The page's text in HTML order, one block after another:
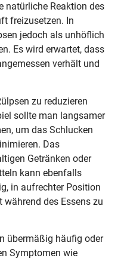
natürliche Reaktion des
freizusetzen. In
jedoch als unhöflich
Es wird erwartet, dass
verhält und
zu reduzieren
sollte man langsamer
um das Schlucken
Das
Getränken oder
kann ebenfalls
in aufrechter Position
des Essens zu
übermäßig häufig oder
Symptomen wie